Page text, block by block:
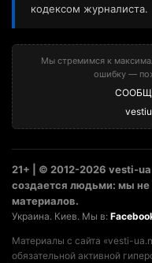
кодексом журналиста.
Мы стремимся к
ошибку —
21+ | © 2012-2026 vesti-
создается людьми: мы
материалов.
Украина. Киев. Мы в:
Материалы с сайта «vesti-
обязательной активной